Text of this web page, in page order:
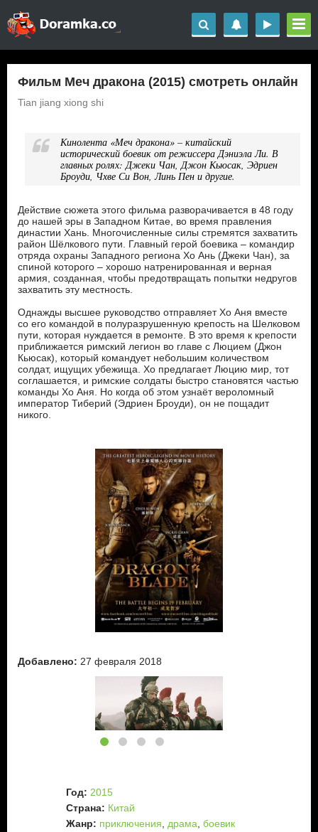
Фильм Меч дракона (2015) смотреть онлайн
Tian jiang xiong shi
Кинолента «Меч дракона» – китайский
исторический боевик от режиссера Дэниэла Ли. В
главных ролях: Джеки Чан, Джон Кьюсак, Эдриен
Броуди, Чхве Си Вон, Линь Пен и другие.
Действие сюжета этого фильма разворачивается в 48 году
до нашей эры в Западном Китае, во время правления
династии Хань. Многочисленные силы стремятся захватить
район Шёлкового пути. Главный герой боевика – командир
отряда охраны Западного региона Хо Ань (Джеки Чан), за
спиной которого – хорошо натренированная и верная
армия, созданная, чтобы предотвращать попытки недругов
захватить эту местность.
Однажды высшее руководство отправляет Хо Аня вместе
со его командой в полуразрушенную крепость на Шелковом
пути, которая нуждается в ремонте. В это время к крепости
приближается римский легион во главе с Люцием (Джон
Кьюсак), который командует небольшим количеством
солдат, ищущих убежища. Хо предлагает Люцию мир, тот
соглашается, и римские солдаты быстро становятся частью
команды Хо Аня. Но когда об этом узнаёт вероломный
император Тиберий (Эдриен Броуди), он не пощадит
никого.
Добавлено: 27 февраля 2018
Год: 2015
Страна: Китай
Жанр: приключения драма боевик